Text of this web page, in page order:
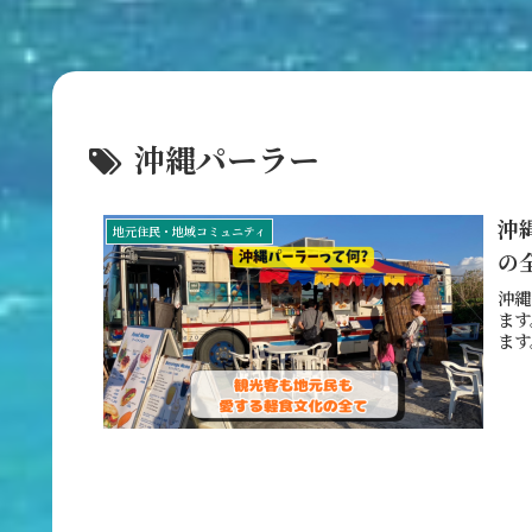
沖縄パーラー
地元住民・地域コミュニティ
沖
の
沖
ま
ま